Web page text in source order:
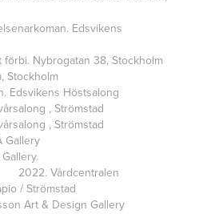
Edsvikens
Nybrogatan 38, Stockholm
Stockholm
Edsvikens Höstsalong
, Strömstad
, Strömstad
Gallery
NOA Gallery.
Capio / Strömstad
Art & Design Gallery